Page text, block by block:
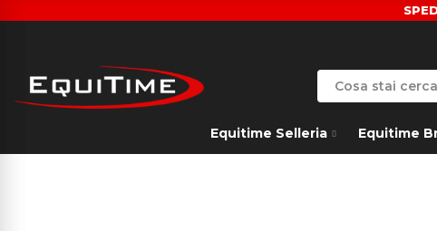
Equitime Selleria Equitime